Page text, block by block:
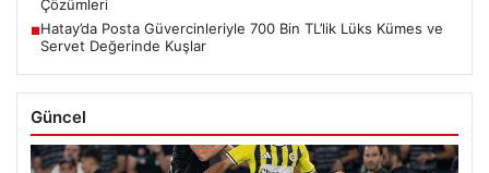
Çözümleri
■Hatay’da Posta Güvercinleriyle 700 Bin TL’lik Lüks Kümes ve
Servet Değerinde Kuşlar
Güncel